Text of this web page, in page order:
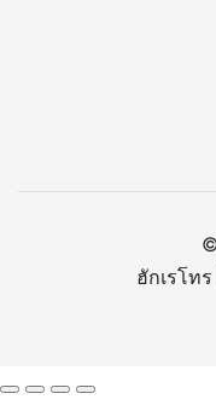
ฮักเรโท